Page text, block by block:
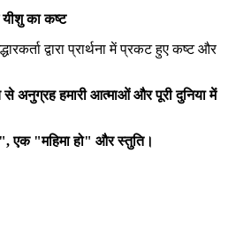
का कष्ट
द्वारा प्रार्थना में प्रकट हुए कष्ट और
अनुग्रह हमारी आत्माओं और पूरी दुनिया में
एक "महिमा हो" और स्तुति।